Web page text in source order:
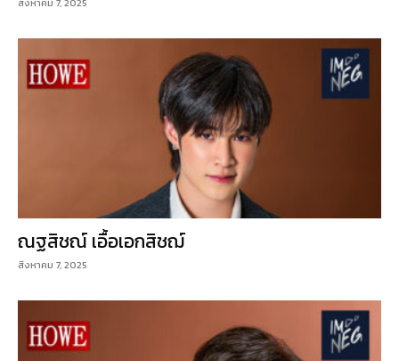
สิงหาคม 7, 2025
ณฐสิชณ์ เอื้อเอกสิชฌ์
สิงหาคม 7, 2025